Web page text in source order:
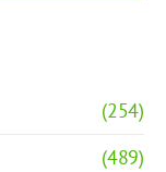
(254)
(489)